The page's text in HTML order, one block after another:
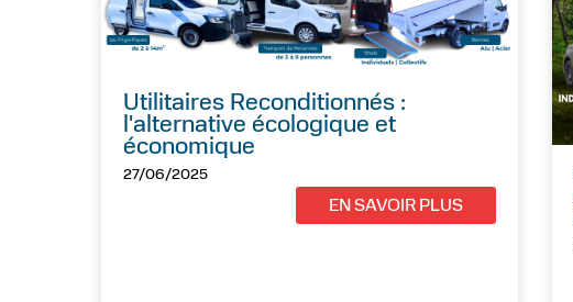
Utilitaires Reconditionnés :
l'alternative écologique et
économique
27/06/2025
EN SAVOIR PLUS